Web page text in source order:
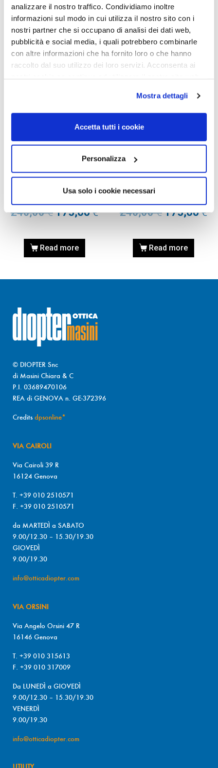
analizzare il nostro traffico. Condividiamo inoltre
informazioni sul modo in cui utilizza il nostro sito con i
nostri partner che si occupano di analisi dei dati web,
pubblicità e social media, i quali potrebbero combinarle
con altre informazioni che ha fornito loro o che hanno
raccolto dal suo utilizzo dei loro servizi. Acconsenta ai
Mostra dettagli
Accetta tutti i cookie
Personalizza
Usa solo i cookie necessari
Showing all 2 results
Sold out
OCCHIALI DA VISTA
OCCHIALE DA VISTA TOM
FORD FT5400 48 098 –
verde scuro/altro
240,00€ 175,00€
Read more
Sold out
OCCHIALI DA VISTA
OCCHIALE DA VISTA TOM
FORD FT5400 48 065 –
corno/altro
240,00€ 175,00€
Read more
© DIOPTER Snc
di Masini Chiara & C
P.I. 03689470106
REA di GENOVA n. GE-372396
Credits dpsonline*
VIA CAIROLI
Via Cairoli 39 R
16124 Genova
T. +39 010 2510571
F. +39 010 2510571
da MARTEDÌ a SABATO
9.00/12.30 – 15.30/19.30
GIOVEDÌ
9.00/19.30
info@otticadiopter.com
VIA ORSINI
Via Angelo Orsini 47 R
16146 Genova
T. +39 010 315613
F. +39 010 317009
Da LUNEDÌ a GIOVEDÌ
9.00/12.30 – 15.30/19.30
VENERDÌ
9.00/19.30
info@otticadiopter.com